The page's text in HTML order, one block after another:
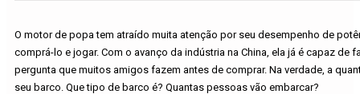
O motor de popa tem atraído muita atenção por seu desempenho de
comprá-lo e jogar. Com o avanço da indústria na China, ela já é capaz
pergunta que muitos amigos fazem antes de comprar. Na verdade, a
seu barco. Que tipo de barco é? Quantas pessoas vão embarcar?